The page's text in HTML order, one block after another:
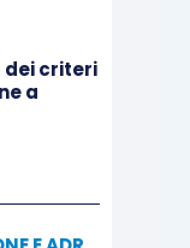
(che egli
ma da quelli
di custode
e
in sede di
dei criteri
a